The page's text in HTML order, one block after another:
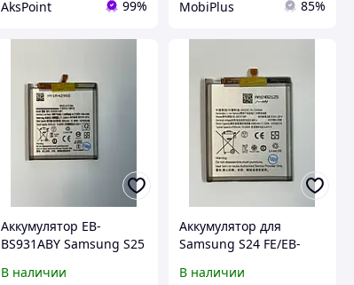
AksPoint 99% MobiPlus 85%
Аккумулятор EB-
BS931ABY Samsung S25
В наличии
Аккумулятор для
Samsung S24 FE/EB-
mAh,Original PRC
В наличии